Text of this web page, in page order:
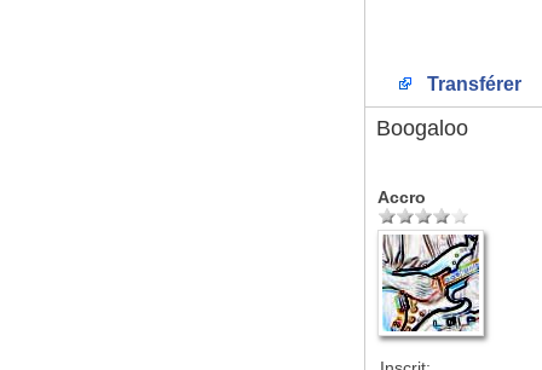
Transférer
Boogaloo
Accro